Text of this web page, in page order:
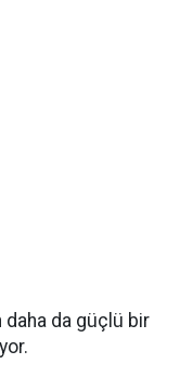
daha da güçlü bir